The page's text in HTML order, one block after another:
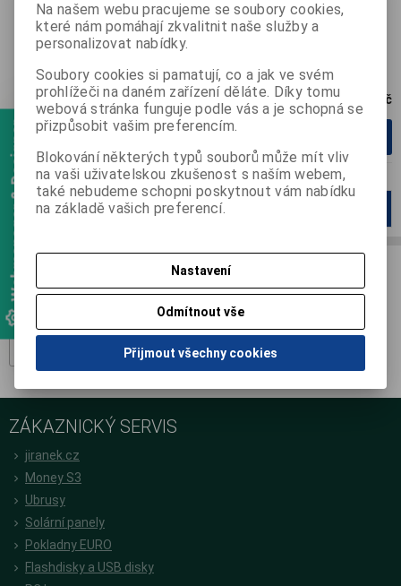
Webmanager & Designer
Modul umožňuje tvorbu dodacích listů
přímo v pokladní aplikaci Prodejna SQL.
Dodací listy je možné t...
1 803 Kč
Strana 1z 1 Celkem2záznamů
ODBĚR NOVINEK
Přihlašte se k odběru novinek a buďte informováni o novinkách,
akcích a soutěžích.
ZÁKAZNICKÝ SERVIS
jiranek.cz
Money S3
Ubrusy
Solární panely
Pokladny EURO
Flashdisky a USB disky
Na našem webu pracujeme se soubory cookies,
které nám pomáhají zkvalitnit naše služby a
personalizovat nabídky.
Soubory cookies si pamatují, co a jak ve svém
prohlížeči na daném zařízení děláte. Díky tomu
webová stránka funguje podle vás a je schopná se
přizpůsobit vašim preferencím.
Blokování některých typů souborů může mít vliv
na vaši uživatelskou zkušenost s naším webem,
také nebudeme schopni poskytnout vám nabídku
na základě vašich preferencí.
Nastavení
Odmítnout vše
Přijmout všechny cookies